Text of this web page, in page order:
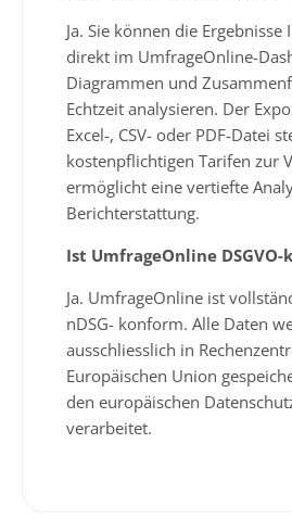
Ja. Sie können die
direkt im UmfrageOnline-
Diagrammen und
Echtzeit analysieren. Der
Excel-, CSV- oder PDF-Datei
kostenpflichtigen Tarifen zur
ermöglicht eine vertiefte
Berichterstattung.
Ist UmfrageOnline
Ja. UmfrageOnline ist
nDSG- konform. Alle Daten
ausschliesslich in
Europäischen Union
den europäischen
verarbeitet.